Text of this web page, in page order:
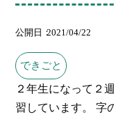
公開日 2021/04/22
できごと
２年生になって２
習しています。 字